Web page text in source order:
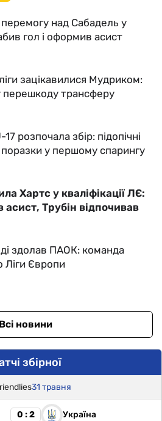
над Сабадель у
гол і оформив асист
зацікавилися Мудриком:
перешкоду трансферу
розпочала збір: підопічні
у першому спарингу
Хартс у кваліфікації ЛЄ:
Трубін відпочивав
здолав ПАОК: команда
Ліги Європи
Всі новини
збірної
31 травня
0 : 2 Україна